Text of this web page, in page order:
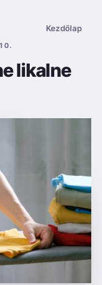
Kezdőlap
likalne